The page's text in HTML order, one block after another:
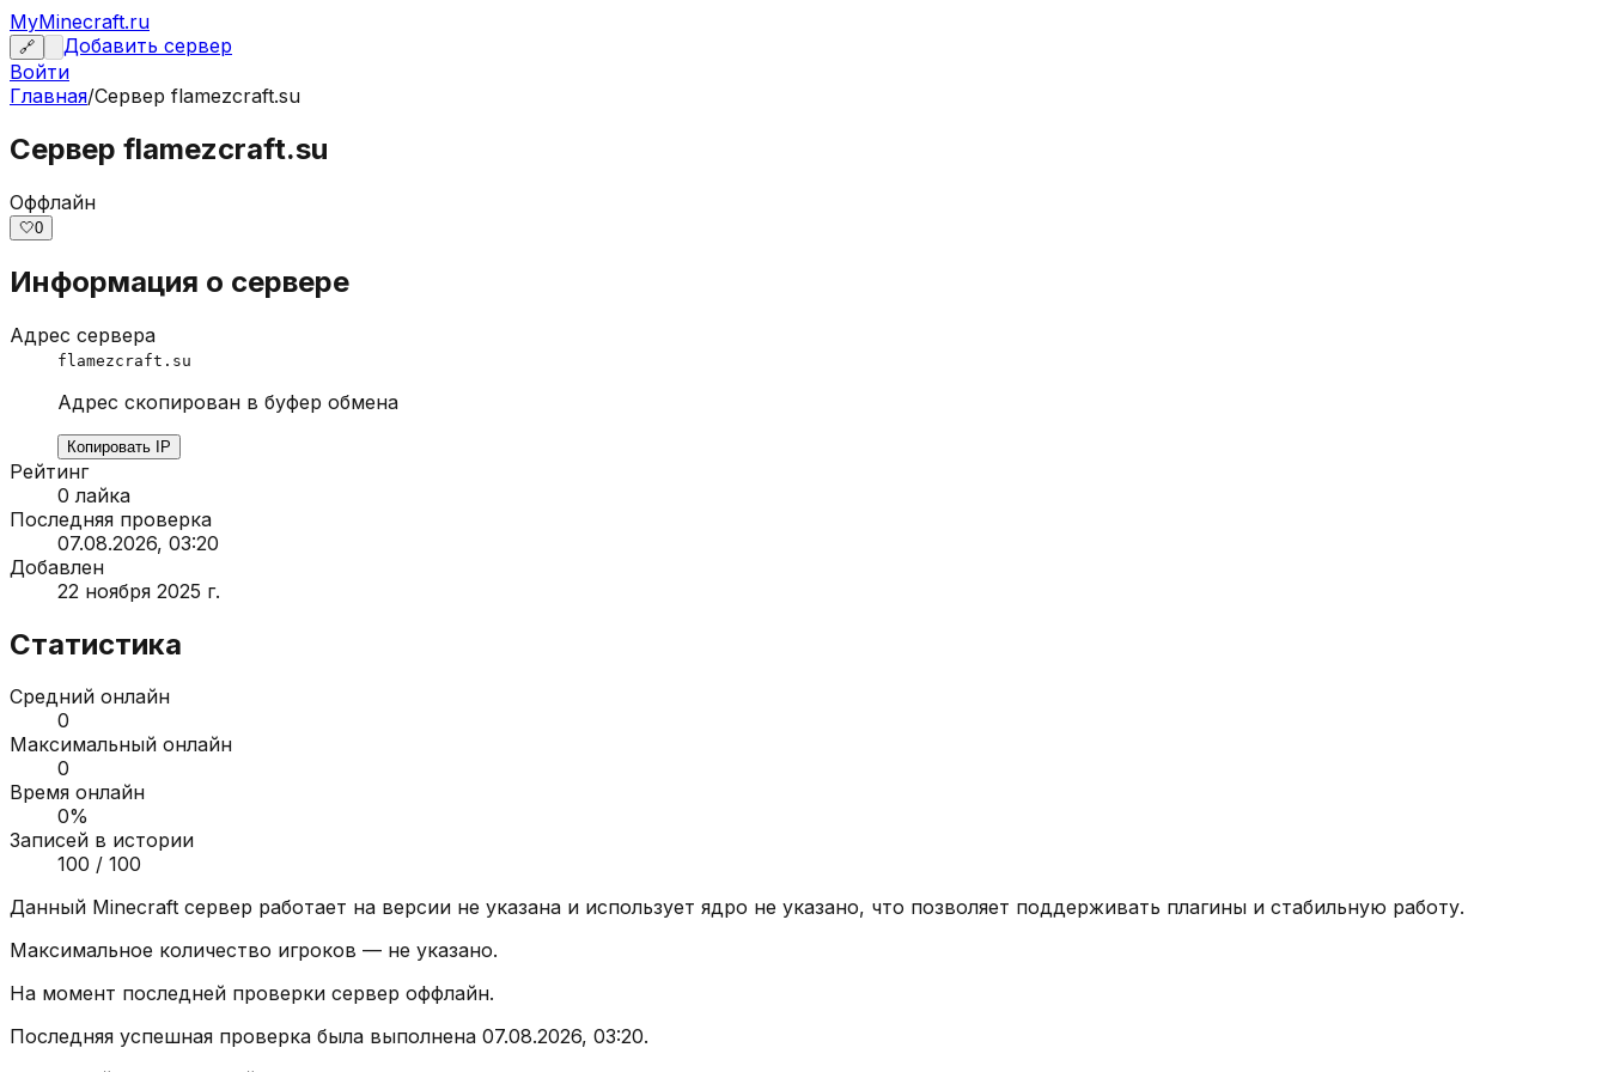
MyMinecraft.ru
🔗
Добавить сервер
Войти
Главная/Сервер flamezcraft.su
Сервер flamezcraft.su
Оффлайн
🤍0
Информация о сервере
Адрес сервера
flamezcraft.su
Адрес скопирован в буфер обмена
Копировать IP
Рейтинг
0 лайка
Последняя проверка
07.08.2026, 03:20
Добавлен
22 ноября 2025 г.
Статистика
Средний онлайн
0
Максимальный онлайн
0
Время онлайн
0%
Записей в истории
100 / 100
Данный Minecraft сервер работает на версии не указана и использует ядро не указано, что позволяет поддерживать плагины и стабильную работу.
Максимальное количество игроков — не указано.
На момент последней проверки сервер оффлайн.
Последняя успешная проверка была выполнена 07.08.2026, 03:20.